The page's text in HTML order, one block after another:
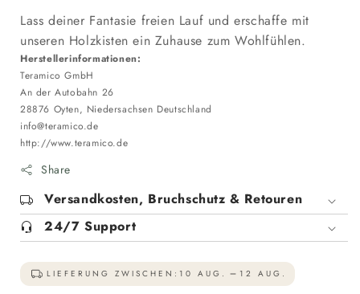
Lass deiner Fantasie freien Lauf und erschaffe mit
unseren Holzkisten ein Zuhause zum Wohlfühlen.
Herstellerinformationen:
Teramico GmbH
An der Autobahn 26
28876 Oyten, Niedersachsen Deutschland
info@teramico.de
http://www.teramico.de
Share
Versandkosten, Bruchschutz & Retouren
24/7 Support
LIEFERUNG ZWISCHEN: 10 AUG. 12 AUG.